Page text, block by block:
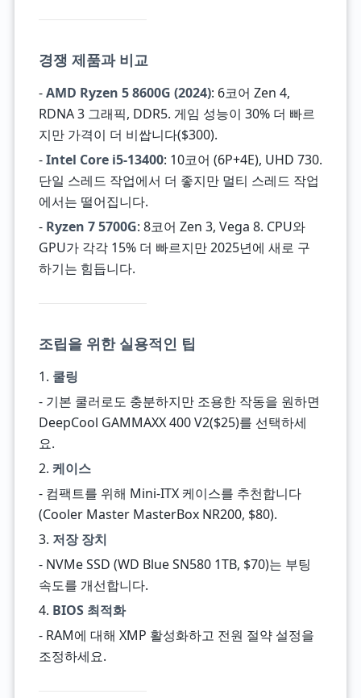
경쟁 제품과 비교
-AMD Ryzen 5 8600G (2024): 6코어 Zen 4,
RDNA 3 그래픽, DDR5. 게임 성능이 30% 더 빠르
지만 가격이 더 비쌉니다($300).
-Intel Core i5-13400: 10코어 (6P+4E), UHD 730.
단일 스레드 작업에서 더 좋지만 멀티 스레드 작업
에서는 떨어집니다.
- Ryzen 7 5700G: 8코어 Zen 3, Vega 8. CPU와
GPU가 각각 15% 더 빠르지만 2025년에 새로 구
하기는 힘듭니다.
조립을 위한 실용적인 팁
1. 쿨링
- 기본 쿨러로도 충분하지만 조용한 작동을 원하면
DeepCool GAMMAXX 400 V2($25)를 선택하세
요.
2. 케이스
- 컴팩트를 위해 Mini-ITX 케이스를 추천합니다
(Cooler Master MasterBox NR200, $80).
3. 저장 장치
- NVMe SSD (WD Blue SN580 1TB, $70)는 부팅
속도를 개선합니다.
4. BIOS 최적화
- RAM에 대해 XMP 활성화하고 전원 절약 설정을
조정하세요.